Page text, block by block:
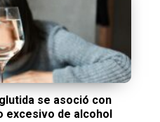
se asoció con
excesivo de alcohol